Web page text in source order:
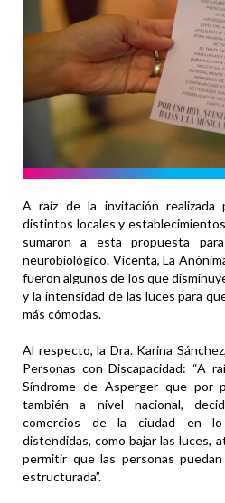
A raíz de la invitación realizada
distintos locales y
sumaron a esta propuesta
neurobiológico. Vicenta, La
fueron algunos de los que
y la intensidad de las luces para
más cómodas.
Al respecto, la Dra. Karina
Personas con Discapacidad: “A
Síndrome de Asperger que por
también a nivel nacional,
comercios de la ciudad en
distendidas, como bajar las luces,
permitir que las personas
estructurada”.